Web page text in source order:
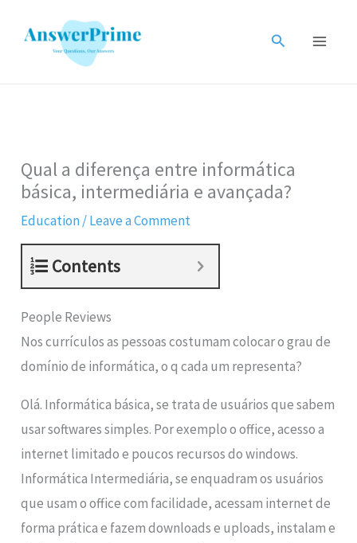
Search
Qual a diferença entre informática
básica, intermediária e avançada?
Education/Leave a Comment
Contents
People Reviews
Nos currículos as pessoas costumam colocar o grau de
domínio de informática, o q cada um representa?
Olá. Informática básica, se trata de usuários que sabem
usar softwares simples. Por exemplo o office, acesso a
internet limitado e poucos recursos do windows.
Informática Intermediária, se enquadram os usuários
que usam o office com facilidade, acessam internet de
forma prática e fazem downloads e uploads, instalam e